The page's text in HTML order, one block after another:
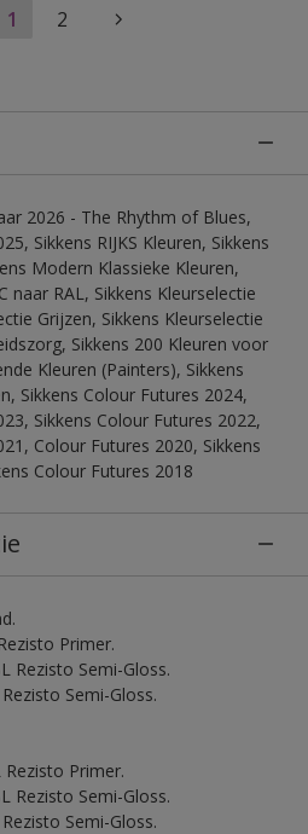
1 2
2026 - The Rhythm of Blues,
Sikkens RIJKS Kleuren, Sikkens
Modern Klassieke Kleuren,
naar RAL, Sikkens Kleurselectie
Grijzen, Sikkens Kleurselectie
Sikkens 200 Kleuren voor
Kleuren (Painters), Sikkens
Sikkens Colour Futures 2024,
Sikkens Colour Futures 2022,
Colour Futures 2020, Sikkens
Colour Futures 2018
Primer.
Rezisto Semi-Gloss.
Semi-Gloss.
Primer.
Rezisto Semi-Gloss.
Semi-Gloss.